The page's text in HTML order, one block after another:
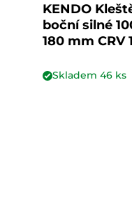
KENDO
boční silné
180 mm CRV
Skladem 46ks